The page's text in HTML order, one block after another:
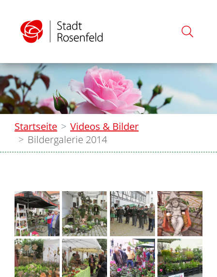
Startseite
Videos & Bilder
Bildergalerie 2014